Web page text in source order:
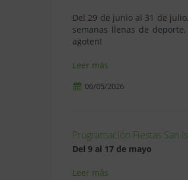
Del 29 de junio al 31 de
semanas llenas de
agoten!
Leer más
06/05/2026
Programación Fiestas San
Del 9 al 17 de mayo
Leer más